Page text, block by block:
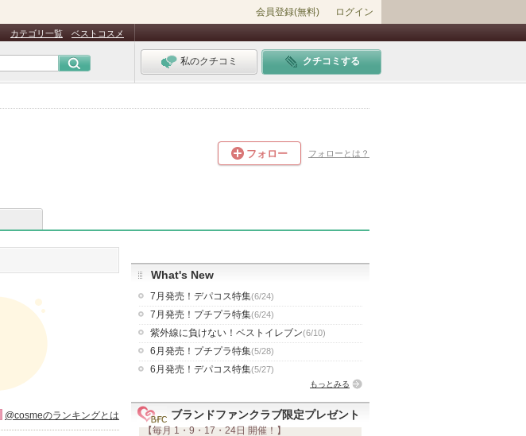
会員登録(無料) ログイン
カテゴリ一覧 ベストコスメ
私のクチコミ クチコミする
フォロー フォローとは？
@cosmeのランキングとは
What's New
7月発売！デパコス特集(6/24)
7月発売！プチプラ特集(6/24)
紫外線に負けない！ベストイレブン(6/10)
6月発売！プチプラ特集(5/28)
6月発売！デパコス特集(5/27)
もっとみる
ブランドファンクラブ限定プレゼント
【毎月 1・9・17・24日 開催！】